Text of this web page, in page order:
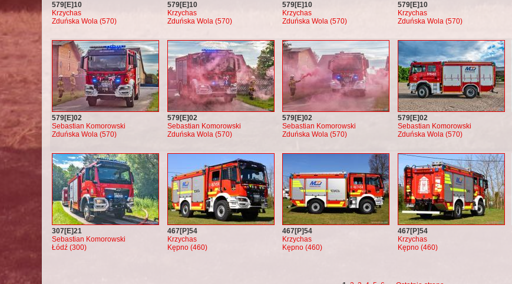
579[E]10
Krzychas
Zduńska Wola (570)
579[E]10
Krzychas
Zduńska Wola (570)
579[E]10
Krzychas
Zduńska Wola (570)
579[E]10
Krzychas
Zduńska Wola (570)
579[E]02
Sebastian Komorowski
Zduńska Wola (570)
579[E]02
Sebastian Komorowski
Zduńska Wola (570)
579[E]02
Sebastian Komorowski
Zduńska Wola (570)
579[E]02
Sebastian Komorowski
Zduńska Wola (570)
307[E]21
Sebastian Komorowski
Łódź (300)
467[P]54
Krzychas
Kępno (460)
467[P]54
Krzychas
Kępno (460)
467[P]54
Krzychas
Kępno (460)